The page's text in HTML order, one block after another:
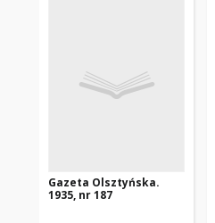
Gazeta Olsztyńska.
1935, nr 187